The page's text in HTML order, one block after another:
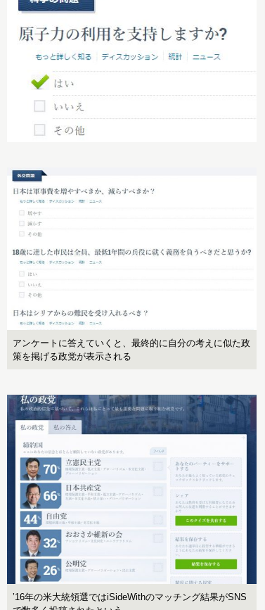
アンケートに答えていくと、最終的に自分の考えに似た政
策を掲げる政党が表示される
’16年の米大統領選ではiSideWithのマッチング結果がSNS